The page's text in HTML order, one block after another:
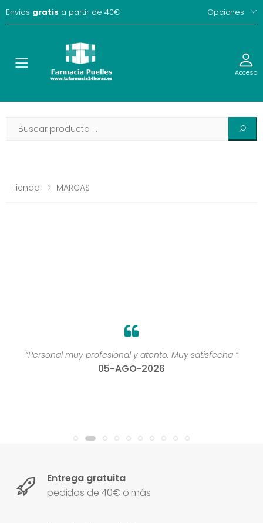
Envíos gratis a partir de 40€ Opciones
Toggle Acceso
Tienda MARCAS
“Personal muy profesional y atento. Muy satisfecha ”
05-AGO-2026
Entrega gratuita
pedidos de 40€ o más